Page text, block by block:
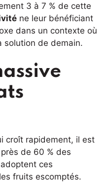
3 à 7 % de cette
ne leur bénéficiant
dans un contexte où
solution de demain.
croît rapidement, il est
de 60 % des
ces
fruits escomptés.